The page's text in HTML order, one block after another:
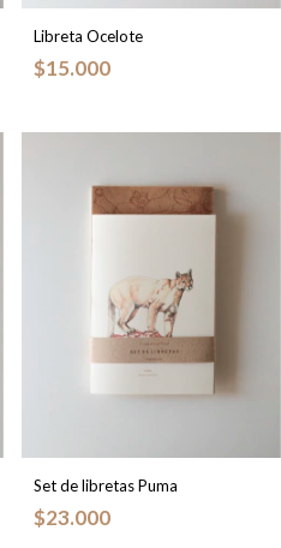
Libreta Ocelote
$15.000
Set de libretas Puma
$23.000